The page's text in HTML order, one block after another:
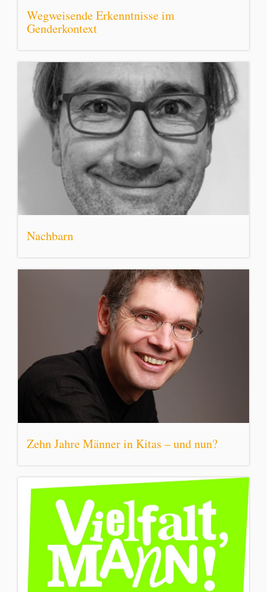
Wegweisende Erkenntnisse im
Genderkontext
Nachbarn
Zehn Jahre Männer in Kitas – und nun?